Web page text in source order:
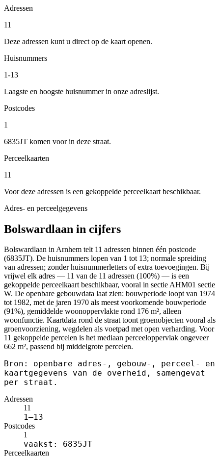
Adressen
11
Deze adressen kunt u direct op de kaart openen.
Huisnummers
1-13
Laagste en hoogste huisnummer in onze adreslijst.
Postcodes
1
6835JT komen voor in deze straat.
Perceelkaarten
11
Voor deze adressen is een gekoppelde perceelkaart beschikbaar.
Adres- en perceelgegevens
Bolswardlaan in cijfers
Bolswardlaan in Arnhem telt 11 adressen binnen één postcode
(6835JT). De huisnummers lopen van 1 tot 13; normale spreiding
van adressen; zonder huisnummerletters of extra toevoegingen. Bij
vrijwel elk adres — 11 van de 11 adressen (100%) — is een
gekoppelde perceelkaart beschikbaar, vooral in sectie AHM01 sectie
W. De openbare gebouwdata laat zien: bouwperiode loopt van 1974
tot 1982, met de jaren 1970 als meest voorkomende bouwperiode
(91%), gemiddelde woonoppervlakte rond 176 m², alleen
woonfunctie. Kaartdata rond de straat toont groenobjecten vooral als
groenvoorziening, wegdelen als voetpad met open verharding. Voor
11 gekoppelde percelen is het mediaan perceeloppervlak ongeveer
662 m², passend bij middelgrote percelen.
Bron: openbare adres-, gebouw-, perceel- en
kaartgegevens van de overheid, samengevat
per straat.
Adressen
11
1–13
Postcodes
1
vaakst: 6835JT
Perceelkaarten